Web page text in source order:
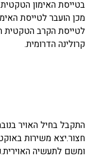
קרולינה הדרומית.
ומשם לתעשיה